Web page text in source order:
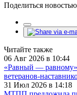
Поделиться
Читайте также
06 Авг 2026 в 10:44
«Равный —
ветеранов-
31 Июл 2026 в 14:18